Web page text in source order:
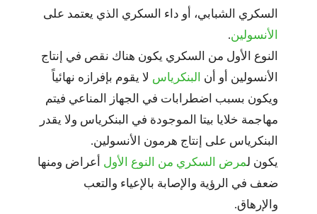
السكري الشبابي، أو داء السكري الذي يعتمد على
الأنسولين.
النوع الأول من السكري يكون هناك نقص في إنتاج
الأنسولين أو أن البنكرياس لا يقوم بإفرازه نهائياً
ويكون بسبب اضطرابات في الجهاز المناعي فيتم
مهاجمة خلايا بيتا الموجودة في البنكرياس ولا يقدر
البنكرياس على إنتاج هرمون الأنسولين.
يكون لمرض السكري من النوع الأول أعراض ومنها
ضعف في الرؤية والإصابة بالإعياء والتعب
والإرهاق.